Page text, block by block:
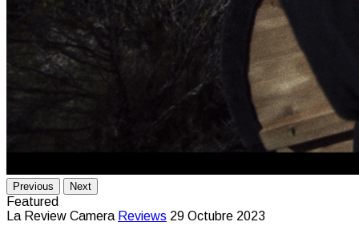
Previous Next
Featured
La Review Camera Reviews 29 Octubre 2023